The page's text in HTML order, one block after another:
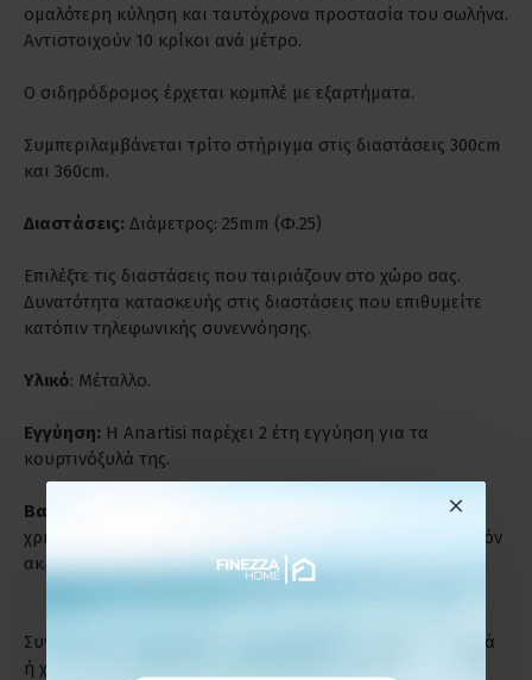
ομαλότερη κύληση και ταυτόχρονα προστασία του σωλήνα.
Αντιστοιχούν 10 κρίκοι ανά μέτρο.
Ο σιδηρόδρομος έρχεται κομπλέ με εξαρτήματα.
Συμπεριλαμβάνεται τρίτο στήριγμα στις διαστάσεις 300cm
και 360cm.
Διαστάσεις: Διάμετρος: 25mm (Φ.25)
Επιλέξτε τις διαστάσεις που ταιριάζουν στο χώρο σας.
Δυνατότητα κατασκευής στις διαστάσεις που επιθυμείτε
κατόπιν τηλεφωνικής συνεννόησης.
Υλικό: Μέταλλο.
Εγγύηση: Η Anartisi παρέχει 2 έτη εγγύηση για τα
κουρτινόξυλά της.
Βαριά Χρήση:
Είναι ιδανικά για παρατεταμένη και βαριά
χρήση. Ενδύκνυνται για επαγγελματικούς χώρους γι' αυτόν
ακριβώς το λόγο.
Συντήρηση: Μη χρησιμοποιείτε απορρυπαντικά, καυστικά
ή χλωριούχα υγρά για τον καθαρισμό των προϊόντων.